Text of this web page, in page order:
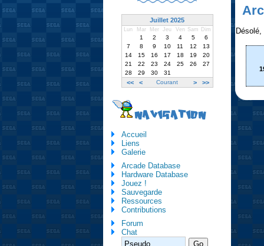
Désolé,
Juillet 2025
Lun Mar Mer Jeu Ven Sam Dim
<< < Courant > >>
1 2 3 4 5
6
7
8 9 10 11 12
13
14
15 16 17 18 19
20
21
22 23 24 25 26
27
28
29 30 31
NAVIGATION
Accueil
Liens
Galerie
Arcade Database
Hardware Database
Jouez !
Sauvegarde
Ressources
Contributions
Forum
Chat